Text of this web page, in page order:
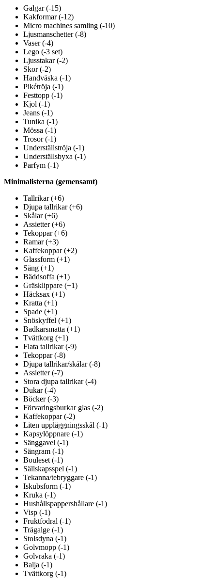
Galgar (-15)
Kakformar (-12)
Micro machines samling (-10)
Ljusmanschetter (-8)
Vaser (-4)
Lego (-3 set)
Ljusstakar (-2)
Skor (-2)
Handväska (-1)
Pikétröja (-1)
Festtopp (-1)
Kjol (-1)
Jeans (-1)
Tunika (-1)
Mössa (-1)
Trosor (-1)
Underställströja (-1)
Underställsbyxa (-1)
Parfym (-1)
Minimalisterna (gemensamt)
Tallrikar (+6)
Djupa tallrikar (+6)
Skålar (+6)
Assietter (+6)
Tekoppar (+6)
Ramar (+3)
Kaffekoppar (+2)
Glassform (+1)
Säng (+1)
Bäddsoffa (+1)
Gräsklippare (+1)
Häcksax (+1)
Kratta (+1)
Spade (+1)
Snöskyffel (+1)
Badkarsmatta (+1)
Tvättkorg (+1)
Flata tallrikar (-9)
Tekoppar (-8)
Djupa tallrikar/skålar (-8)
Assietter (-7)
Stora djupa tallrikar (-4)
Dukar (-4)
Böcker (-3)
Förvaringsburkar glas (-2)
Kaffekoppar (-2)
Liten uppläggningsskål (-1)
Kapsylöppnare (-1)
Sänggavel (-1)
Sängram (-1)
Bouleset (-1)
Sällskapsspel (-1)
Tekanna/tebryggare (-1)
Iskubsform (-1)
Kruka (-1)
Hushållspappershållare (-1)
Visp (-1)
Fruktfodral (-1)
Trägalge (-1)
Stolsdyna (-1)
Golvmopp (-1)
Golvraka (-1)
Balja (-1)
Tvättkorg (-1)